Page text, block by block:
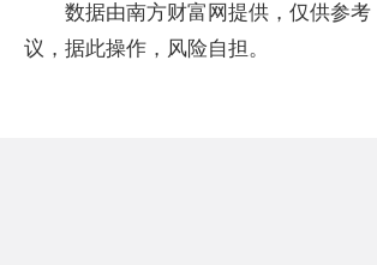
数据由南方财富网提供，仅供参
议，据此操作，风险自担。